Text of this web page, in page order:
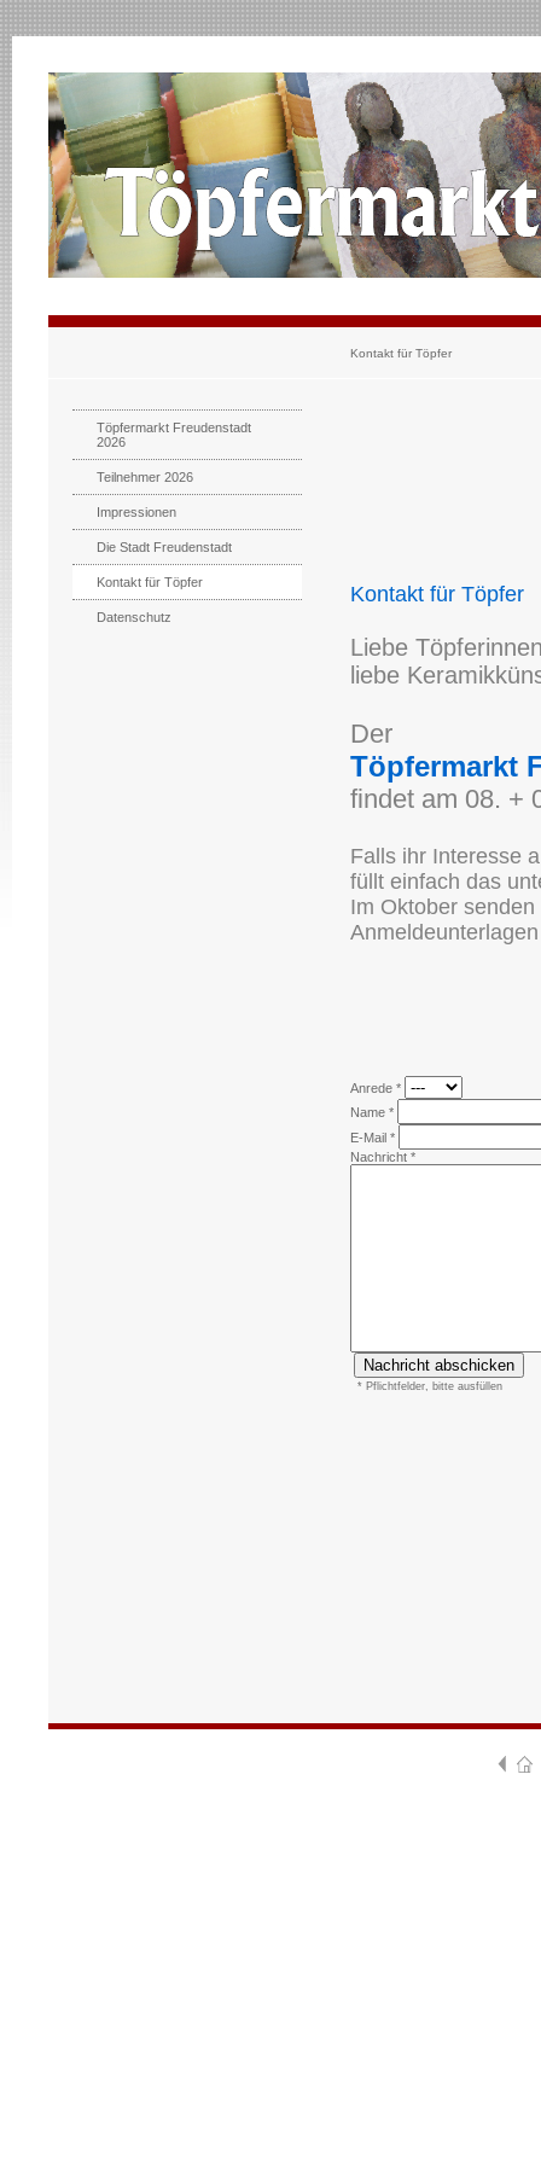
Kontakt für Töpfer
Töpfermarkt Freudenstadt
2026
Teilnehmer 2026
Impressionen
Die Stadt Freudenstadt
Kontakt für Töpfer
Datenschutz
Kontakt für Töpfer
Liebe
liebe
Der
Töpfermarkt
findet am 08. +
Falls ihr Interesse
füllt einfach das
Im Oktober
Anrede *
Name *
E-Mail *
Nachricht *
* Pflichtfelder, bitte ausfüllen